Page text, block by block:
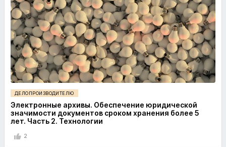
ДЕЛОПРОИЗВОДИТЕЛЮ
Электронные архивы. Обеспечение юридической
значимости документов сроком хранения более 5
лет. Часть 2. Технологии
2